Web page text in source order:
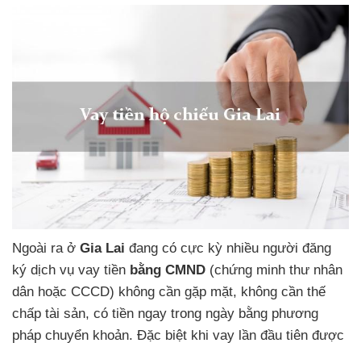
Ngoài raở Gia Lai đang có cực kỳ nhiều người đăng
ký dịch vụ vay tiền bằng CMND (chứng minh thư nhân
dân hoặc CCCD) không cần gặp mặt, không cần thế
chấp tài sản, có tiền ngay trong ngày bằng phương
pháp chuyển khoản. Đặc biệt khi vay lần đầu tiên được